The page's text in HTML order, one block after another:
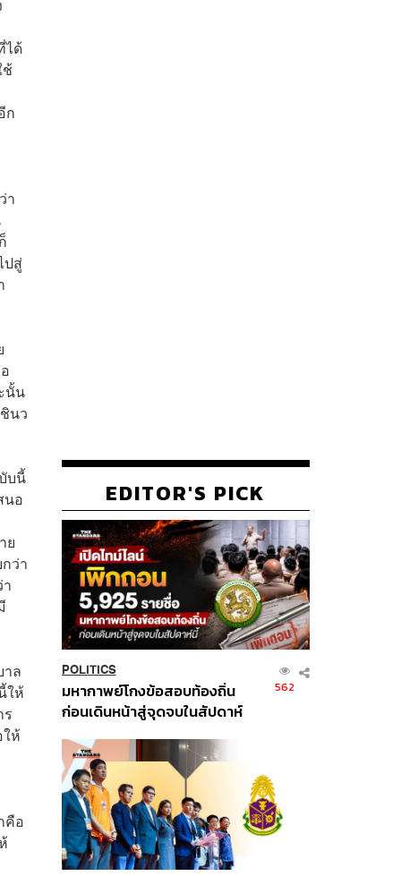
ได้
ช้
ก
า
ปสู่
นั้น
นว
บนี้
นอ
ย
ว่า
ล
ให้
ห้
คือ
EDITOR'S PICK
POLITICS
มหากาพย์โกงข้อสอบท้องถิ่น
ก่อนเดินหน้าสู่จุดจบในสัปดาห์
562